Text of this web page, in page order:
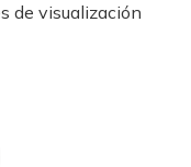
de visualización